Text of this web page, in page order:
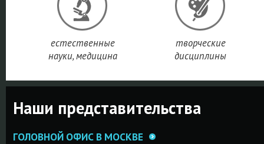
естественные
науки, медицина
творческие
дисциплины
Наши представительства
ГОЛОВНОЙ ОФИС В МОСКВЕ